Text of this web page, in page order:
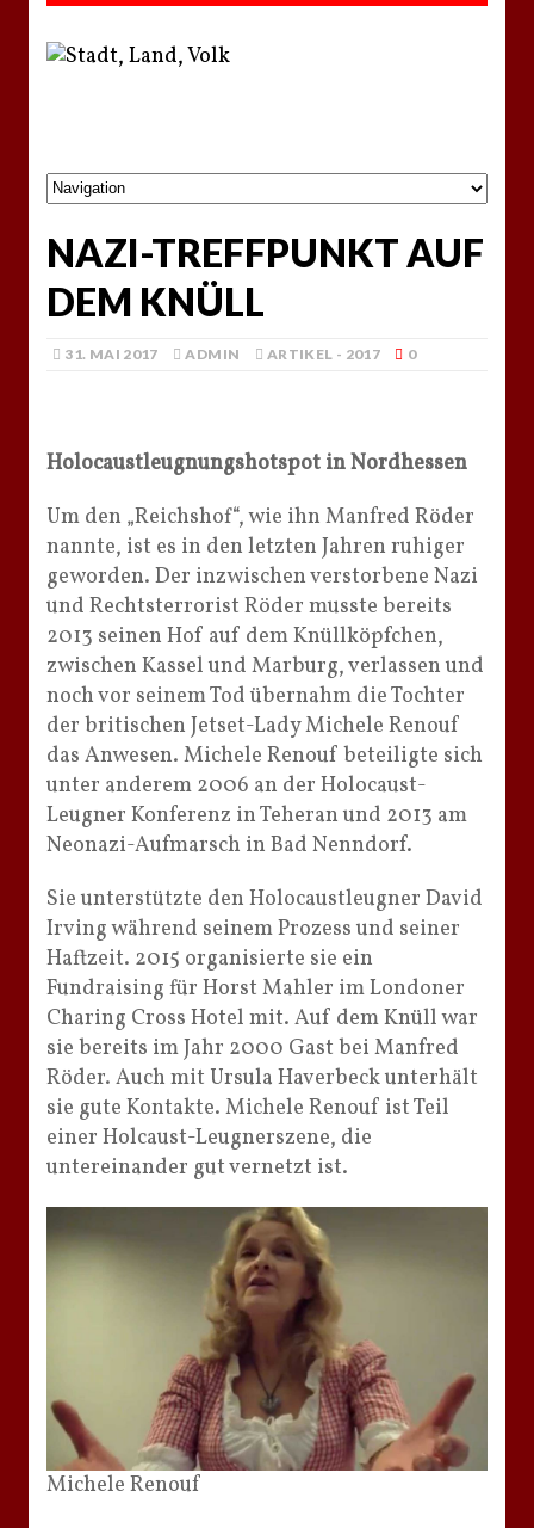
NAZI-TREFFPUNKT AUF
DEM KNÜLL
31. MAI 2017 ADMIN ARTIKEL - 2017 0
Holocaustleugnungshotspot in Nordhessen
Um den „Reichshof“, wie ihn Manfred Röder
nannte, ist es in den letzten Jahren ruhiger
geworden. Der inzwischen verstorbene Nazi
und Rechtsterrorist Röder musste bereits
2013 seinen Hof auf dem Knüllköpfchen,
zwischen Kassel und Marburg, verlassen und
noch vor seinem Tod übernahm die Tochter
der britischen Jetset-Lady Michele Renouf
das Anwesen. Michele Renouf beteiligte sich
unter anderem 2006 an der Holocaust-
Leugner Konferenz in Teheran und 2013 am
Neonazi-Aufmarsch in Bad Nenndorf.
Sie unterstützte den Holocaustleugner David
Irving während seinem Prozess und seiner
Haftzeit. 2015 organisierte sie ein
Fundraising für Horst Mahler im Londoner
Charing Cross Hotel mit. Auf dem Knüll war
sie bereits im Jahr 2000 Gast bei Manfred
Röder. Auch mit Ursula Haverbeck unterhält
sie gute Kontakte. Michele Renouf ist Teil
einer Holcaust-Leugnerszene, die
untereinander gut vernetzt ist.
Michele Renouf